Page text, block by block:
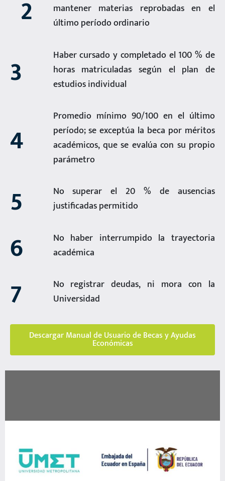
2
mantener materias reprobadas en el
último período ordinario
3
Haber cursado y completado el 100 % de
horas matriculadas según el plan de
estudios individual
4
Promedio mínimo 90/100 en el último
período; se exceptúa la beca por méritos
académicos, que se evalúa con su propio
parámetro
5
No superar el 20 % de ausencias
justificadas permitido
6
No haber interrumpido la trayectoria
académica
7
No registrar deudas, ni mora con la
Universidad
Descargar Manual de Usuario de Becas y Ayudas
Económicas